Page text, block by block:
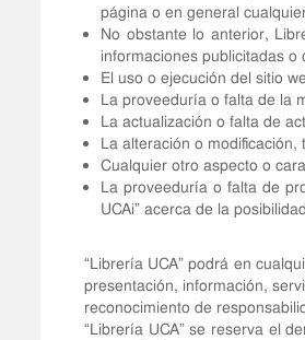
página o en general
No obstante lo anterior,
informaciones publicitadas
El uso o ejecución del sitio
La proveeduría o falta de la
La actualización o falta de
La alteración o
Cualquier otro aspecto o
La proveeduría o falta de
UCAi” acerca de la
“Librería UCA” podrá en
presentación, información,
reconocimiento de
“Librería UCA” se reserva el